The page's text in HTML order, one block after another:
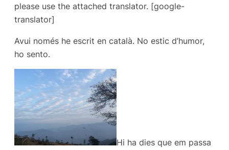
please use the attached translator. [google-
translator]
Avui només he escrit en català. No estic d’humor,
ho sento.
Hi ha dies que em passa